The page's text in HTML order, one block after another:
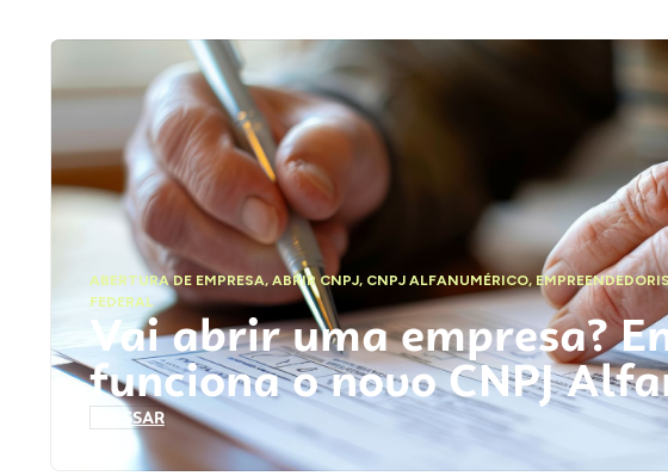
ABERTURA DE EMPRESA,ABRIR CNPJ, CNPJ ALFANUMÉRICO,
FEDERAL
Vai abrir uma empresa?
funciona o novo CNPJ
ACESSAR